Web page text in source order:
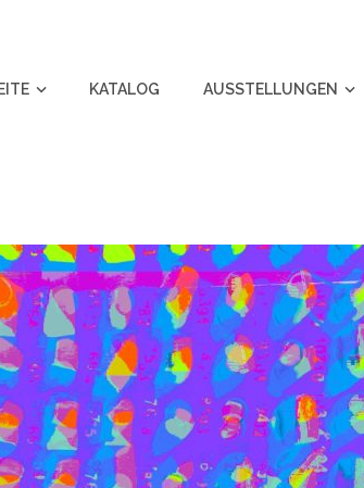
KATALOG AUSSTELLUNGEN